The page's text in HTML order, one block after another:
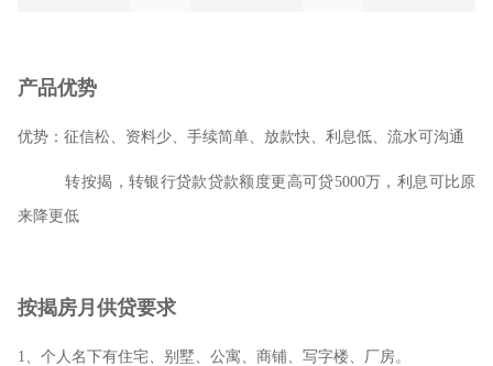
产品优势
优势：征信松、资料少、手续简单、放款快、利息低、流水可沟通
转按揭，转银行贷款贷款额度更高可贷5000万，利息可比原
来降更低
按揭房月供贷要求
1、个人名下有住宅、别墅、公寓、商铺、写字楼、厂房。